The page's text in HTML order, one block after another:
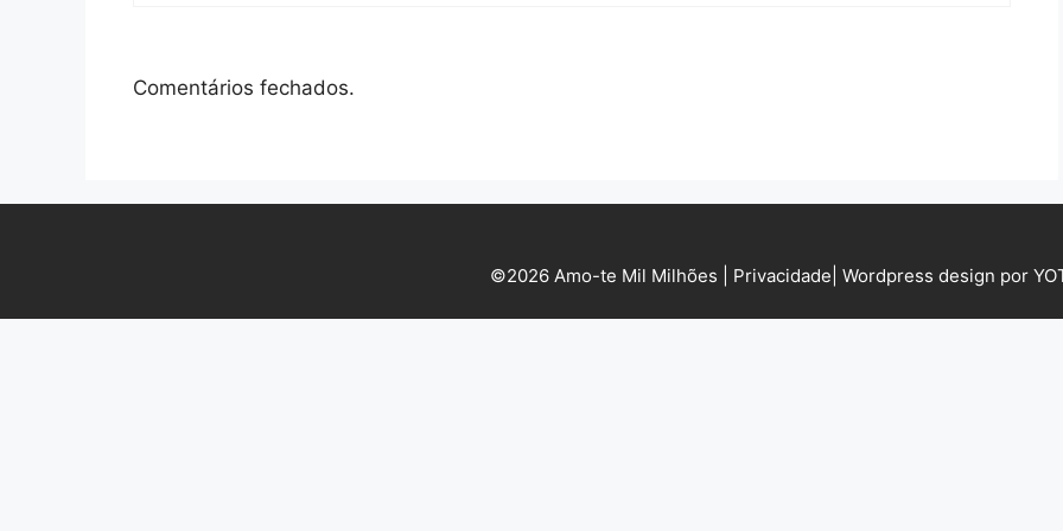
Comentários fechados.
©2026 Amo-te Mil Milhões | Privacidade Wordpress design por